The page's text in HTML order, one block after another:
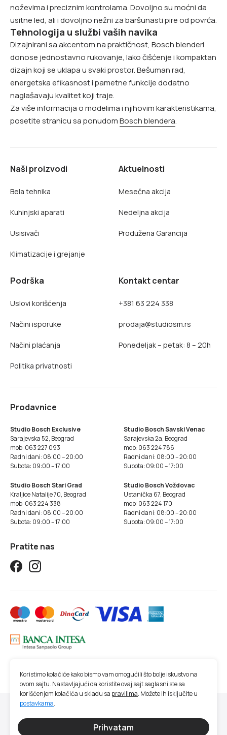
noževima i preciznim kontrolama. Dovoljno su moćni da
usitne led, ali i dovoljno nežni za baršunasti pire od povrća.
Tehnologija u službi vaših navika
Dizajnirani sa akcentom na praktičnost, Bosch blenderi
donose jednostavno rukovanje, lako čišćenje i kompaktan
dizajn koji se uklapa u svaki prostor. Bešuman rad,
energetska efikasnost i pametne funkcije dodatno
naglašavaju kvalitet koji traje.
Za više informacija o modelima i njihovim karakteristikama,
posetite stranicu sa ponudomBosch blendera.
Naši proizvodi
Bela tehnika
Kuhinjski aparati
Usisivači
Klimatizacije i grejanje
Aktuelnosti
Mesečna akcija
Nedeljna akcija
Produžena Garancija
Podrška
Uslovi korišćenja
Načini isporuke
Načini plaćanja
Politika privatnosti
Kontakt centar
+381 63 224 338
prodaja@studiosm.rs
Ponedeljak – petak: 8 – 20h
Prodavnice
Studio Bosch Exclusive
Sarajevska 52, Beograd
mob: 063 227 093
Radni dani: 08:00 – 20:00
Subota: 09:00 – 17:00
Studio Bosch Savski Venac
Sarajevska 2a, Beograd
mob: 063 224 786
Radni dani: 08:00 – 20:00
Subota: 09:00 – 17:00
Studio Bosch Stari Grad
Kraljice Natalije 70, Beograd
mob: 063 224 338
Radni dani: 08:00 – 20:00
Subota: 09:00 – 17:00
Studio Bosch Voždovac
Ustanička 67, Beograd
mob: 063 224 170
Radni dani: 08:00 – 20:00
Subota: 09:00 – 17:00
Pratite nas
Sve cene na ovom sajtu iskazane su u dinarima. PDV je uračunat u cenu. Studio
Koristimo kolačiće kako bismo vam omogućili što bolje iskustvo na
ovom sajtu. Nastavljajući da koristite ovaj sajt saglasni ste sa
korišćenjem kolačića u skladu sa pravilima. Možete ih isključite u
postavkama.
Prihvatam